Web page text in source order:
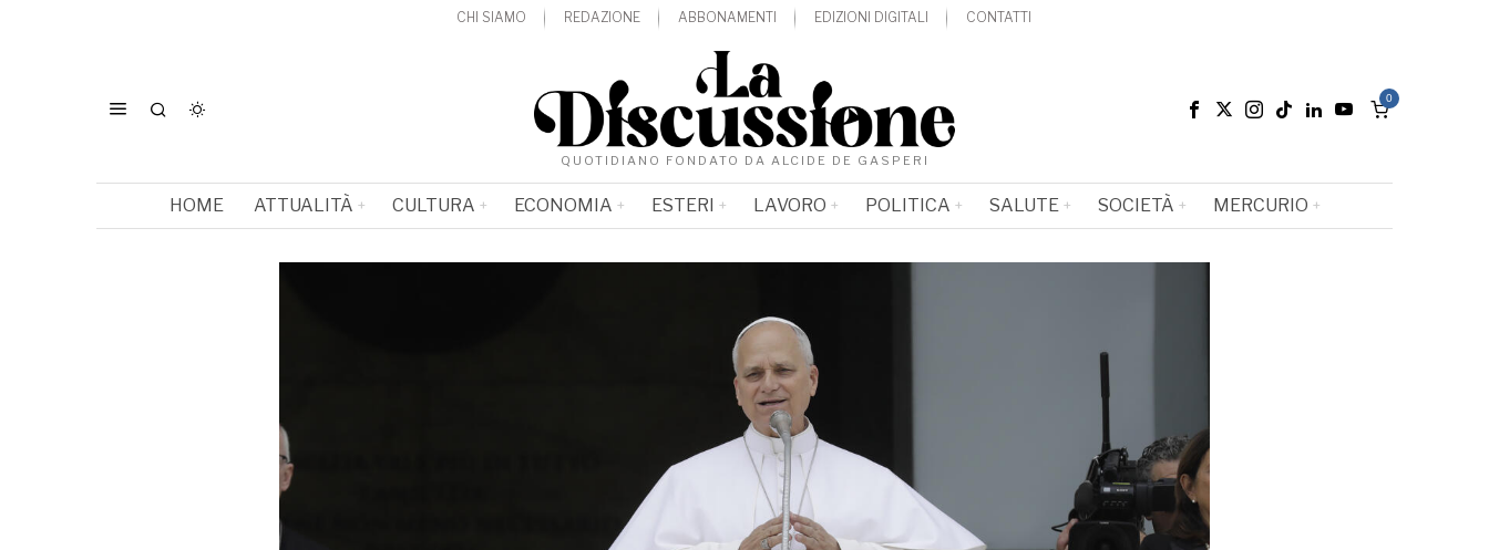
CHI SIAMO REDAZIONE ABBONAMENTI EDIZIONI DIGITALI CONTATTI
QUOTIDIANO FONDATO DA ALCIDE DE GASPERI
0
HOME ATTUALITÀ CULTURA ECONOMIA ESTERI LAVORO POLITICA SALUTE SOCIETÀ MERCURIO